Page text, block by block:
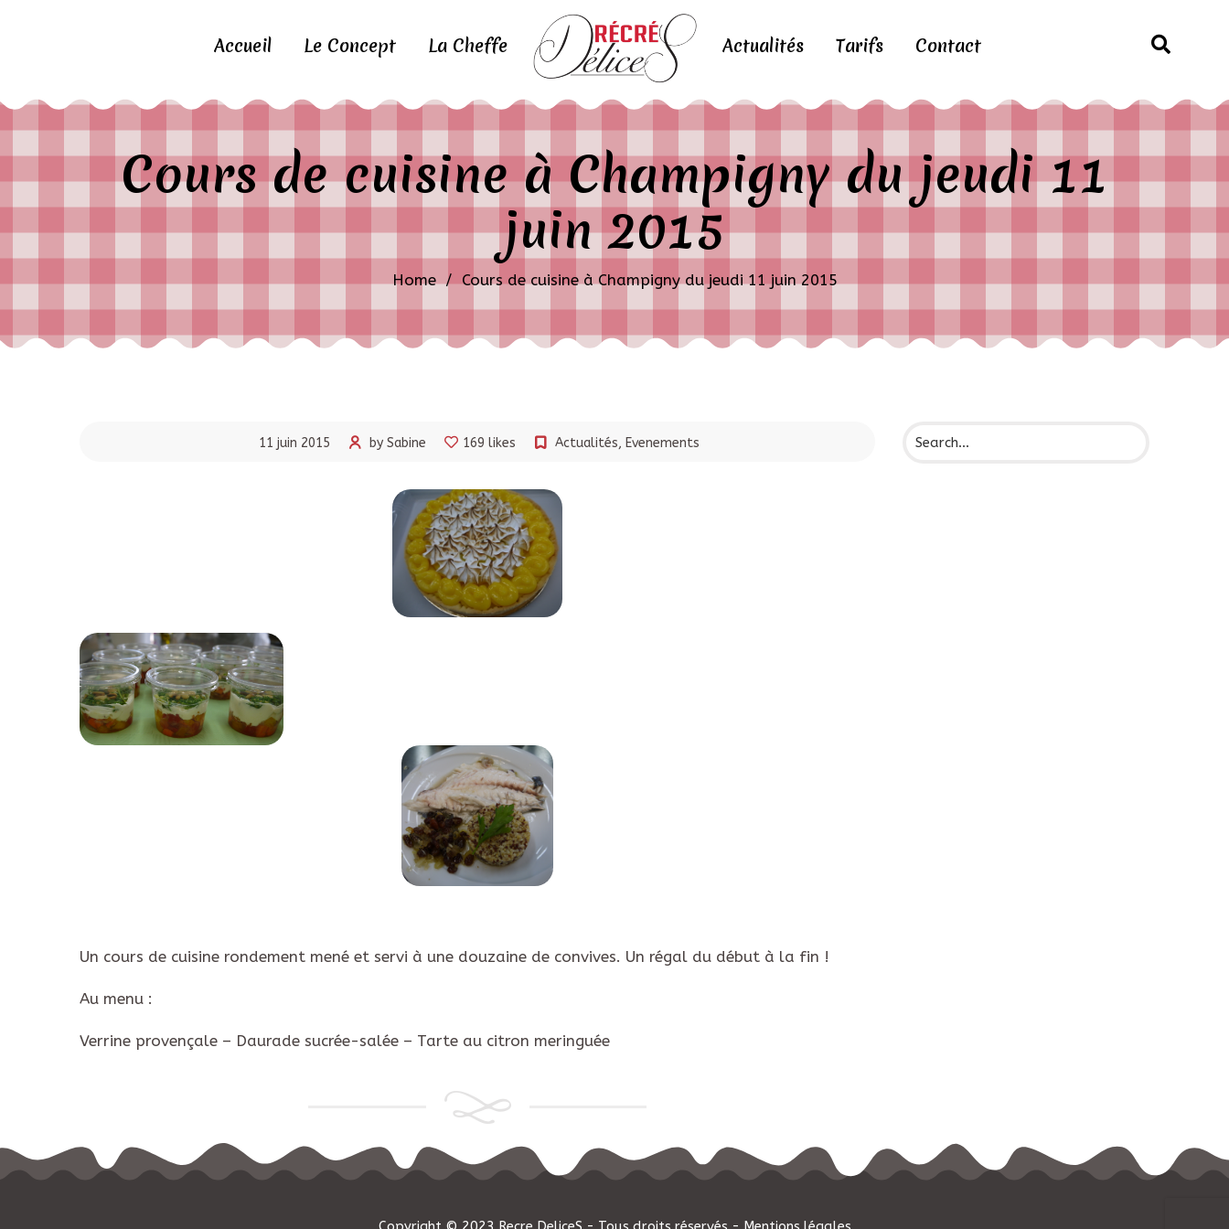
Accueil Le Concept La Cheffe Actualités Tarifs Contact
Cours de cuisine à Champigny du jeudi 11
juin 2015
Home / Cours de cuisine à Champigny du jeudi 11 juin 2015
11 juin 2015 by Sabine 169 likes Actualités, Evenements
Un cours de cuisine rondement mené et servi à une douzaine de convives. Un régal du début à la fin !
Au menu :
Verrine provençale – Daurade sucrée-salée – Tarte au citron meringuée